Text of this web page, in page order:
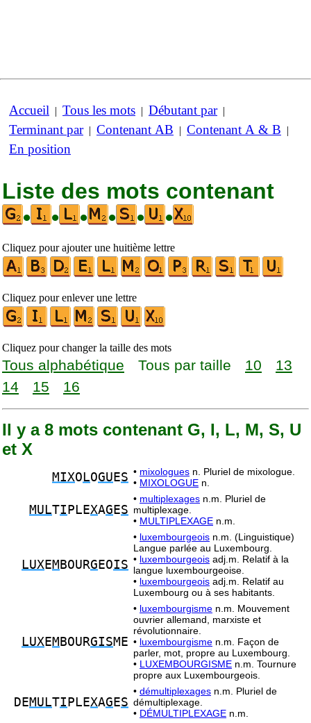
Accueil | Tous les mots | Débutant par|
Terminant par| Contenant AB | Contenant A & B |
En position
Liste des mots contenant
•
• • • • •
Cliquez pour ajouter une huitième lettre
Cliquez pour enlever une lettre
Cliquez pour changer la taille des mots
Tous alphabétique Tous par taille 10
13
14
15 16
Il y a 8 mots contenant G, I, L, M, S, U
et X
MIXO LOGU ES • mixologues n. Pluriel de mixologue.
• MIXOLOGUE n.
MULTI PLEXAG ES
• multiplexages n.m. Pluriel de
multiplexage.
• MULTIPLEXAGE n.m.
LUXEM BOURG EOIS
• luxembourgeois n.m. (Linguistique)
Langue parlée au Luxembourg.
• luxembourgeois adj.m. Relatif à la
langue luxembourgeoise.
• luxembourgeois adj.m. Relatif au
Luxembourg ou à ses habitants.
LUXEM BOURGISME
• luxembourgisme n.m. Mouvement
ouvrier allemand, marxiste et
révolutionnaire.
• luxembourgisme n.m. Façon de
parler, mot, propre au Luxembourg.
• LUXEMBOURGISME n.m. Tournure
propre aux Luxembourgeois.
DEMULTI PLEXAG ES
• démultiplexages n.m. Pluriel de
démultiplexage.
• DÉMULTIPLEXAGE n.m.